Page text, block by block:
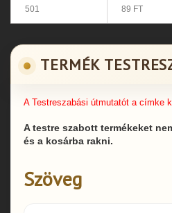
501 89 FT
TERMÉK
A Testreszabási útmutatót a címke
A testre szabott termékeket
és a kosárba rakni.
Szöveg